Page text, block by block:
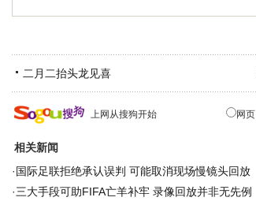
二月二抬头龙见喜
上网从搜狗开始 网页
相关新闻
· 国际足联拒绝承认误判 可能取消现场慢镜头回放
·三大手段可助FIFA亡羊补牢 录像回放并非无先例